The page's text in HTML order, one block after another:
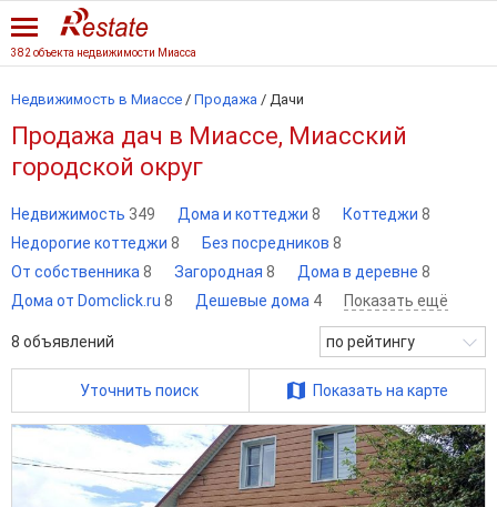
382 объекта недвижимости Миасса
Недвижимость в Миассе / Продажа / Дачи
Продажа дач в Миассе, Миасский
городской округ
Недвижимость 349 Дома и коттеджи 8 Коттеджи 8
Недорогие коттеджи 8 Без посредников 8
От собственника 8 Загородная 8 Дома в деревне 8
Дома от Domclick.ru 8 Дешевые дома 4 Показать ещё
8 объявлений по рейтингу
Уточнить поиск Показать на карте